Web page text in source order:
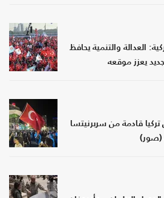
العدالة والتنمية يحافظ
يعزز موقعه
قادمة من سربرنيتسا
(صور)